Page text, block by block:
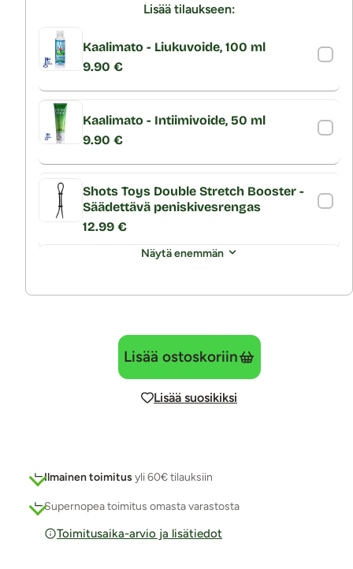
Lisää tilaukseen:
Kaalimato - Liukuvoide, 100 ml
9.90 €
Kaalimato - Intiimivoide, 50 ml
9.90 €
Shots Toys Double Stretch Booster -
Säädettävä peniskivesrengas
12.99 €
Näytä enemmän
Lisää ostoskoriin
Lisää suosikiksi
Ilmainen toimitus yli 60€ tilauksiin
Supernopea toimitus omasta varastosta
Toimitusaika-arvio ja lisätiedot